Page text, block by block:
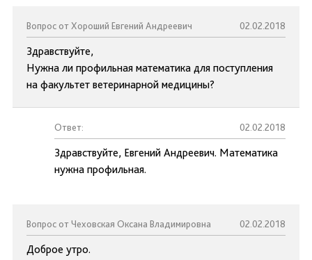
Вопрос от Хороший Евгений Андреевич 02.02.2018
Здравствуйте,
Нужна ли профильная математика для поступления
на факультет ветеринарной медицины?
Ответ: 02.02.2018
Здравствуйте, Евгений Андреевич. Математика
нужна профильная.
Вопрос от Чеховская Оксана Владимировна 02.02.2018
Доброе утро.